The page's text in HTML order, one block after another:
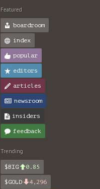
Featured
boardroom
index
popular
editors
articles
newsroom
insiders
feedback
Trending
$BIG 0.85
$GOLD 4,296